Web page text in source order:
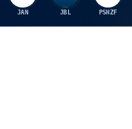
JAN JBL PSHZF